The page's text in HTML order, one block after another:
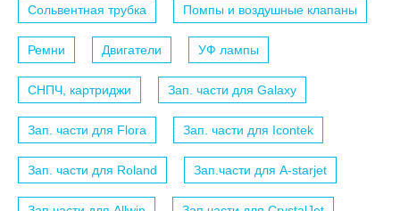
Сольвентная трубка Помпы и воздушные клапаны
Ремни Двигатели УФ лампы
СНПЧ, картриджи Зап. части для Galaxy
Зап. части для Flora Зап. части для Icontek
Зап. части для Roland Зап.части для A-starjet